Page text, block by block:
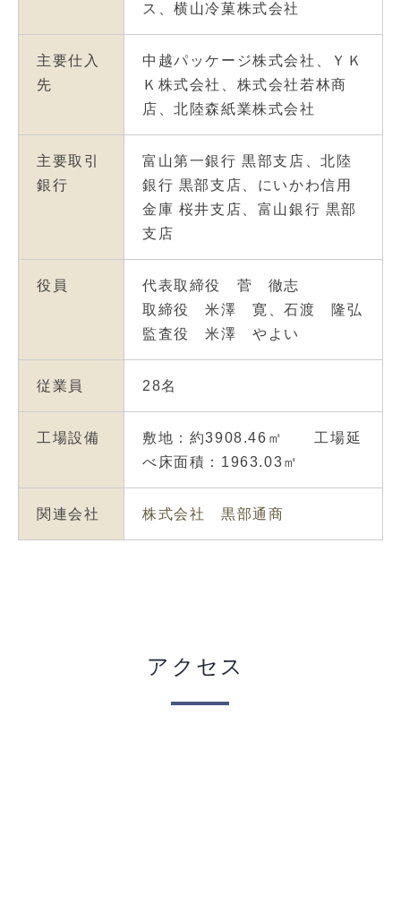
ス、横山冷菓株式会社
主要仕入
先
中越パッケージ株式会社、ＹＫ
Ｋ株式会社、株式会社若林商
店、北陸森紙業株式会社
主要取引
銀行
富山第一銀行 黒部支店、北陸
銀行 黒部支店、にいかわ信用
金庫 桜井支店、富山銀行 黒部
支店
役員
代表取締役 菅 徹志
取締役 米澤 寛、石渡 隆弘
監査役 米澤 やよい
従業員 28名
工場設備
敷地：約3908.46㎡ 工場延
べ床面積：1963.03㎡
関連会社 株式会社 黒部通商
アクセス